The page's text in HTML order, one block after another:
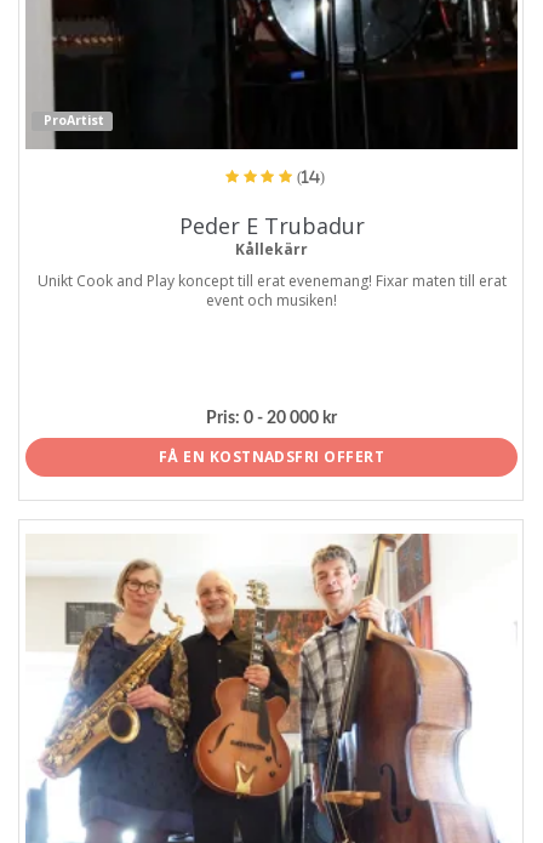
ProArtist
(14)
Peder E Trubadur
Kållekärr
Unikt Cook and Play koncept till erat evenemang! Fixar maten till erat
event och musiken!
Pris: 0 - 20 000 kr
FÅ EN KOSTNADSFRI OFFERT